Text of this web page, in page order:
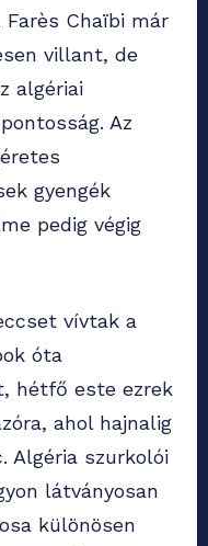
Farès Chaïbi már
villant, de
algériai
Az
gyengék
pedig végig
vívtak a
óta
hétfő este ezrek
ahol hajnalig
Algéria szurkolói
látványosan
különösen